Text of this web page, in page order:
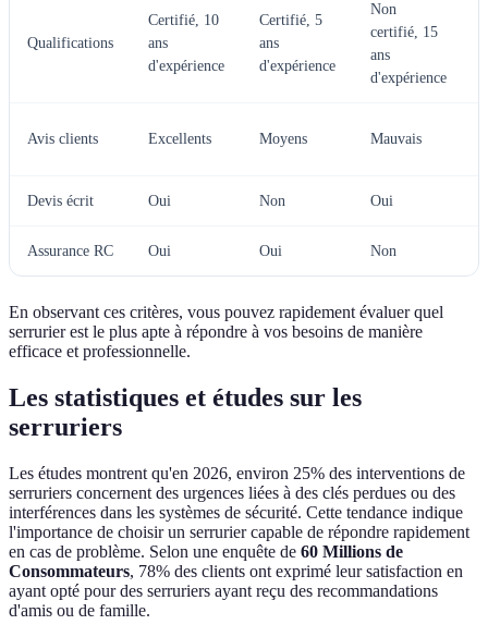
Qualifications
Certifié, 10
ans
d'expérience
Certifié, 5
ans
d'expérience
Non
certifié, 15
ans
d'expérience
Avis clients Excellents Moyens Mauvais
Devis écrit Oui Non Oui
Assurance RC Oui Oui Non
En observant ces critères, vous pouvez rapidement évaluer quel
serrurier est le plus apte à répondre à vos besoins de manière
efficace et professionnelle.
Les statistiques et études sur les
serruriers
Les études montrent qu'en 2026, environ 25% des interventions de
serruriers concernent des urgences liées à des clés perdues ou des
interférences dans les systèmes de sécurité. Cette tendance indique
l'importance de choisir un serrurier capable de répondre rapidement
en cas de problème. Selon une enquête de 60 Millions de
Consommateurs, 78% des clients ont exprimé leur satisfaction en
ayant opté pour des serruriers ayant reçu des recommandations
d'amis ou de famille.